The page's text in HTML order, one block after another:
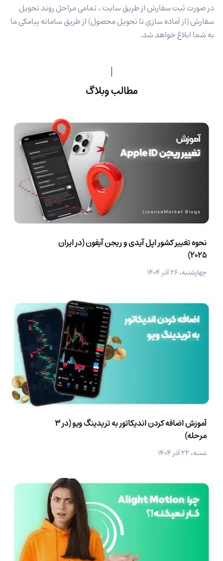
در صورت ثبت سفارش از طریق سایت ، تمامی مراحل روند تحویل
سفارش (از آماده سازی تا تحویل محصول) از طریق سامانه پیامکی ما
به شما ابلاغ خواهد شد.
مطالب وبلاگ
نحوه تغییر کشور اپل آیدی و ریجن آیفون (در ایران
2025)
چهارشنبه، ۲۶ آذر ۱۴۰۴
آموزش اضافه کردن اندیکاتور به تریدینگ ویو (در 3
مرحله)
شنبه، ۲۲ آذر ۱۴۰۴